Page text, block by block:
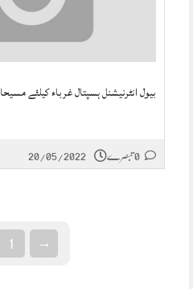
بیول انٹرنیشنل ہسپتال غرباء کیلئے مسیحا
20/05/2022
→
1